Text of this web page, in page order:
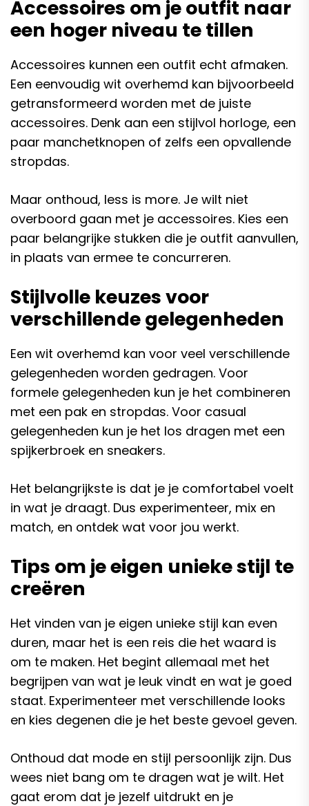
Accessoires om je outfit naar
een hoger niveau te tillen
Accessoires kunnen een outfit echt afmaken.
Een eenvoudig wit overhemd kan bijvoorbeeld
getransformeerd worden met de juiste
accessoires. Denk aan een stijlvol horloge, een
paar manchetknopen of zelfs een opvallende
stropdas.
Maar onthoud, less is more. Je wilt niet
overboord gaan met je accessoires. Kies een
paar belangrijke stukken die je outfit aanvullen,
in plaats van ermee te concurreren.
Stijlvolle keuzes voor
verschillende gelegenheden
Een wit overhemd kan voor veel verschillende
gelegenheden worden gedragen. Voor
formele gelegenheden kun je het combineren
met een pak en stropdas. Voor casual
gelegenheden kun je het los dragen met een
spijkerbroek en sneakers.
Het belangrijkste is dat je je comfortabel voelt
in wat je draagt. Dus experimenteer, mix en
match, en ontdek wat voor jou werkt.
Tips om je eigen unieke stijl te
creëren
Het vinden van je eigen unieke stijl kan even
duren, maar het is een reis die het waard is
om te maken. Het begint allemaal met het
begrijpen van wat je leuk vindt en wat je goed
staat. Experimenteer met verschillende looks
en kies degenen die je het beste gevoel geven.
Onthoud dat mode en stijl persoonlijk zijn. Dus
wees niet bang om te dragen wat je wilt. Het
gaat erom dat je jezelf uitdrukt en je